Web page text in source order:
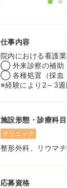
仕事内容
院内における看護
◯ 外来診察の補助
◯ 各種処置（採血
※経験により2～3週
施設形態・診療科目
クリニック
整形外科、リウマ
応募資格